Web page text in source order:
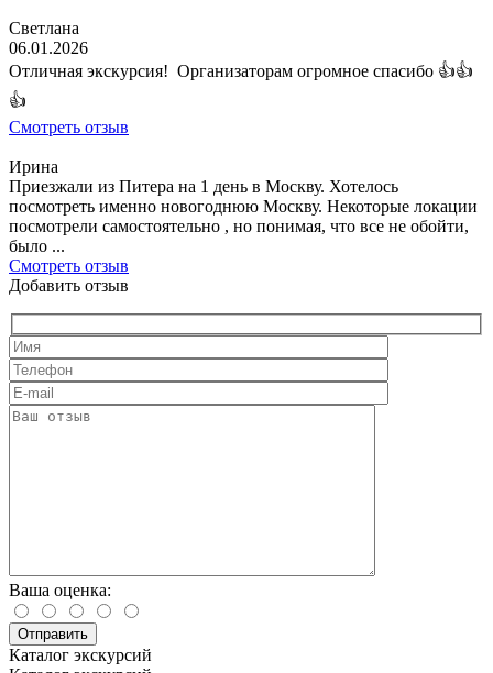
Светлана
06.01.2026
Отличная экскурсия! Организаторам огромное спасибо 👍👍
👍
Смотреть отзыв
Ирина
Приезжали из Питера на 1 день в Москву. Хотелось
посмотреть именно новогоднюю Москву. Некоторые локации
посмотрели самостоятельно , но понимая, что все не обойти,
было ...
Смотреть отзыв
Добавить отзыв
Ваша оценка:
Каталог экскурсий